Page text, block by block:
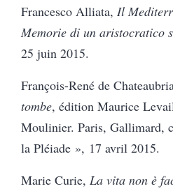
Francesco Alliata, Il
Memorie di un aristocratico
25 juin 2015.
François-René de
tombe, édition Maurice
Moulinier. Paris, Gallimard,
la Pléiade », 17 avril 2015.
Marie Curie, La vita non è